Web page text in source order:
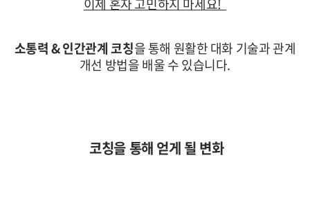
이제 혼자 고민하지 마세요!
소통력 & 인간관계 코칭을 통해 원활한 대화 기술과 관계
개선 방법을 배울 수 있습니다.
코칭을 통해 얻게 될 변화